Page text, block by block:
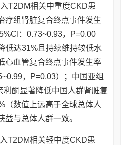
T2DM相关中重度CKD患
疗组肾脏复合终点事件发生
：0.73~0.93，P=0.00
低达31%且持续维持较低水
心血管复合终点事件发生率
，P=0.03）；中国亚组
酮显著降低中国人群肾脏复
（数值上远高于全球总体人
与总体人群一致。
T2DM相关轻中度CKD患